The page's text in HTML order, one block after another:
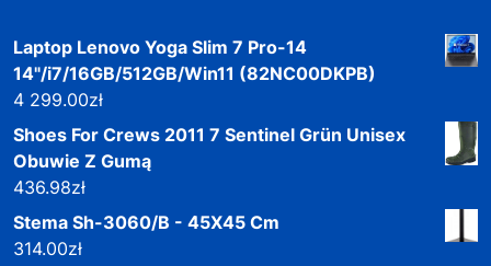
Laptop Lenovo Yoga Slim 7 Pro-14
14"/i7/16GB/512GB/Win11 (82NC00DKPB)
4 299.00zł
Shoes For Crews 2011 7 Sentinel Grün Unisex
Obuwie Z Gumą
436.98zł
Stema Sh-3060/B - 45X45 Cm
314.00zł